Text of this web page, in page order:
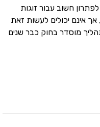
חשוב עבור זוגות
אך אינם יכולים לעשות זאת
מוסדר בחוק כבר שנים